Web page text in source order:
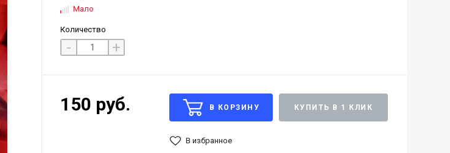
Мало
Количество
- +
150 руб. В КОРЗИНУ КУПИТЬ В 1 КЛИК
В избранное